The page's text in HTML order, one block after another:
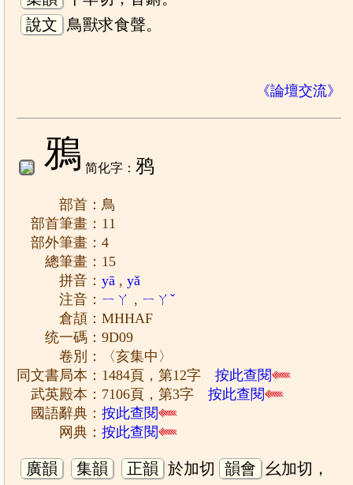
說文
鳥獸求食聲。
《論壇交流》
鴉 简化字：鸦
部首：鳥
部首筆畫：11
部外筆畫：4
總筆畫：15
拼音：yā ,yǎ
注音： ㄧㄚ , ㄧㄚˇ
倉頡：MHHAF
统一碼：9D09
卷別：〈亥集中〉
同文書局本：1484頁，第12字按此查閱
武英殿本：7106頁，第3字按此查閱
國語辭典：按此查閱
网典：按此查閱
廣韻 集韻 正韻 於加切 韻會 幺加切，